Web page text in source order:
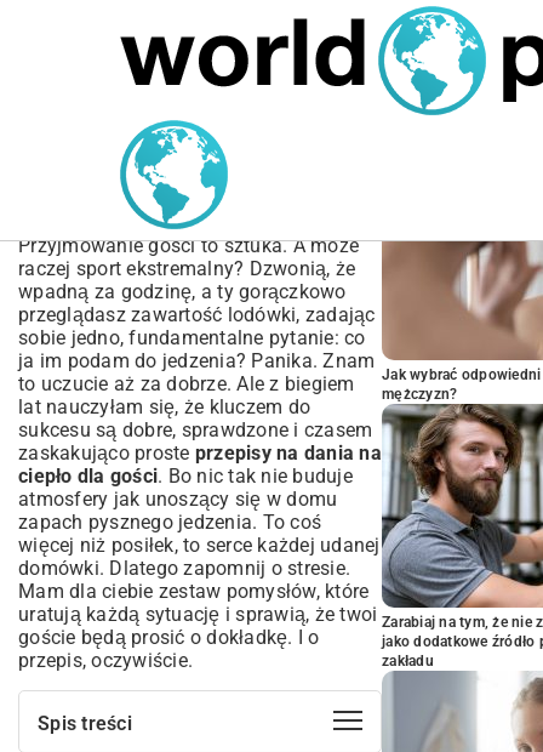
MARIUSZ ŁAMAGA 05.10.2025
Najlepsze Przepisy na
Dania na Ciepło dla Gości
| Sprawdzone Pomysły
Przyjmowanie gości to sztuka. A może
raczej sport ekstremalny? Dzwonią, że
wpadną za godzinę, a ty gorączkowo
przeglądasz zawartość lodówki, zadając
sobie jedno, fundamentalne pytanie: co
ja im podam do jedzenia? Panika. Znam
to uczucie aż za dobrze. Ale z biegiem
lat nauczyłam się, że kluczem do
sukcesu są dobre, sprawdzone i czasem
zaskakująco proste przepisy na dania na
ciepło dla gości. Bo nic tak nie buduje
atmosfery jak unoszący się w domu
zapach pysznego jedzenia. To coś
więcej niż posiłek, to serce każdej udanej
domówki. Dlatego zapomnij o stresie.
Mam dla ciebie zestaw pomysłów, które
uratują każdą sytuację i sprawią, że twoi
goście będą prosić o dokładkę. I o
przepis, oczywiście.
Spis treści
Jak wybrać
mężczyzn?
Zarabiaj na tym, że nie
jako dodatkowe
zakładu